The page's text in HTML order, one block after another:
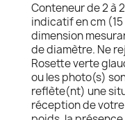
Conteneur de 2 à
indicatif en cm
dimension
de diamètre. Ne
Rosette verte
ou les photo(s)
reflète(nt) une
réception de